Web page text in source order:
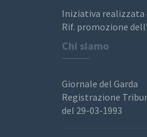
Iniziativa realizzata
Rif. promozione
Chi siamo
Giornale del Garda
Registrazione
del 29-03-1993